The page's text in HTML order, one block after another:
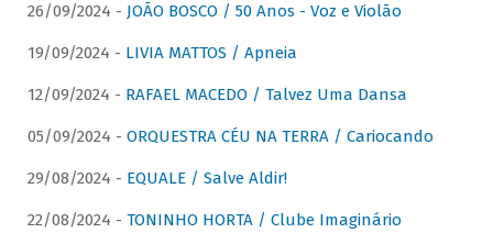
26/09/2024 - JOÃO BOSCO / 50 Anos - Voz e Violão
19/09/2024 - LIVIA MATTOS / Apneia
12/09/2024 - RAFAEL MACEDO / Talvez Uma Dansa
05/09/2024 - ORQUESTRA CÉU NA TERRA / Cariocando
29/08/2024 - EQUALE / Salve Aldir!
22/08/2024 - TONINHO HORTA / Clube Imaginário